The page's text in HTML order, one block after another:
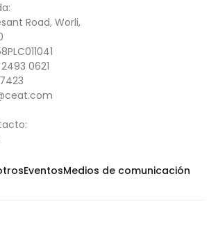
Road, Worli,
0621
EventosMedios de comunicación